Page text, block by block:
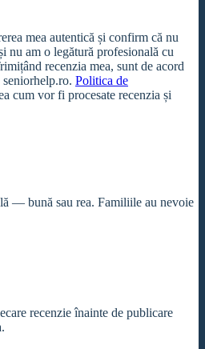
mea autentică și confirm că nu
nu am o legătură profesională cu
recenzia mea, sunt de acord
seniorhelp.ro. Politica de
cum vor fi procesate recenzia și
— bună sau rea. Familiile au nevoie
recenzie înainte de publicare